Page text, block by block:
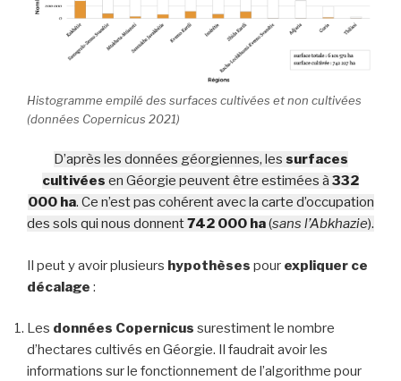
Histogramme empilé des surfaces cultivées et non cultivées
(données Copernicus 2021)
D’après les données géorgiennes, les surfaces
cultivées en Géorgie peuvent être estimées à 332
000 ha. Ce n’est pas cohérent avec la carte d’occupation
des sols qui nous donnent742 000 ha(sans l’Abkhazie).
Il peut y avoir plusieurs hypothèses pour expliquer ce
décalage :
Les données Copernicus surestiment le nombre
d’hectares cultivés en Géorgie. Il faudrait avoir les
informations sur le fonctionnement de l’algorithme pour